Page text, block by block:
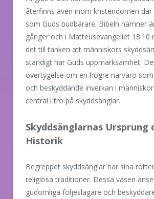
återfinns även inom kristendomen där
som Guds budbärare. Bibeln nämner
gånger och i Matteusevangeliet 18:10
det till tanken att människors
ständigt har Guds uppmärksamhet.
övertygelse om en högre närvaro
och beskyddande inverkan i
central i tro på skyddsänglar.
Skyddsänglarnas Ursprung
Historik
Begreppet skyddsänglar har sina
religiösa traditioner. Dessa väsen
gudomliga följeslagare och